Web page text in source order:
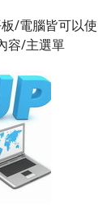
/電腦皆可以使
容/主選單